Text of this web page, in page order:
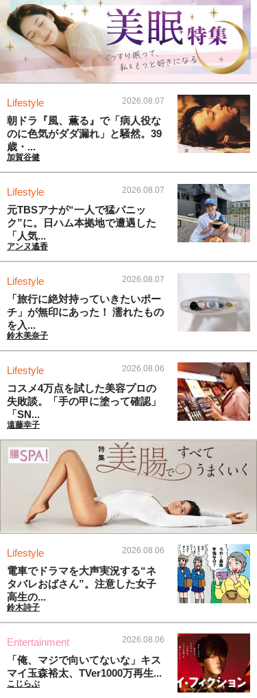
Lifestyle 2026.08.07
朝ドラ『風、薫る』で「病人役な
のに色気がダダ漏れ」と騒然。39
歳・...
加賀谷健
Lifestyle 2026.08.07
元TBSアナが“一人で猛パニッ
ク”に。日ハム本拠地で遭遇した
「人気...
アンヌ遙香
Lifestyle 2026.08.07
「旅行に絶対持っていきたいポー
チ」が無印にあった！ 濡れたもの
を入...
鈴木美奈子
Lifestyle 2026.08.06
コスメ4万点を試した美容プロの
失敗談。「手の甲に塗って確認」
「SN...
遠藤幸子
Lifestyle 2026.08.06
電車でドラマを大声実況する“ネ
タバレおばさん”。注意した女子
高生の...
鈴木詩子
Entertainment 2026.08.06
「俺、マジで向いてないな」キス
マイ玉森裕太、TVer1000万再生...
こじらぶ